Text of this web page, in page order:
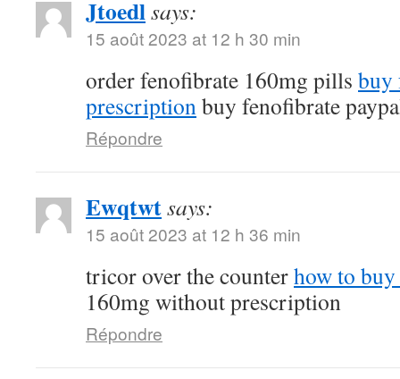
Jtoedlsays:
15 août 2023 at 12 h 30 min
order fenofibrate 160mg pills buy
prescriptionbuy fenofibrate
Répondre
Ewqtwtsays:
15 août 2023 at 12 h 36 min
tricor over the counterhow to
160mg without prescription
Répondre